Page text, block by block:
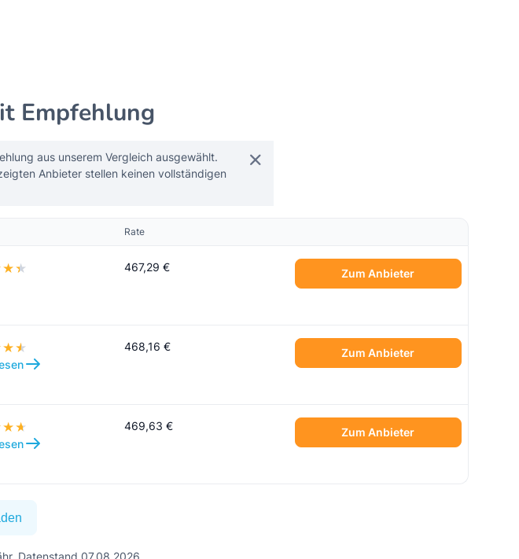
Empfehlung
aus unserem Vergleich ausgewählt.
Anbieter stellen keinen vollständigen
Rate
467,29 € Zum Anbieter
468,16 € Zum Anbieter
469,63 € Zum Anbieter
Datenstand 07.08.2026